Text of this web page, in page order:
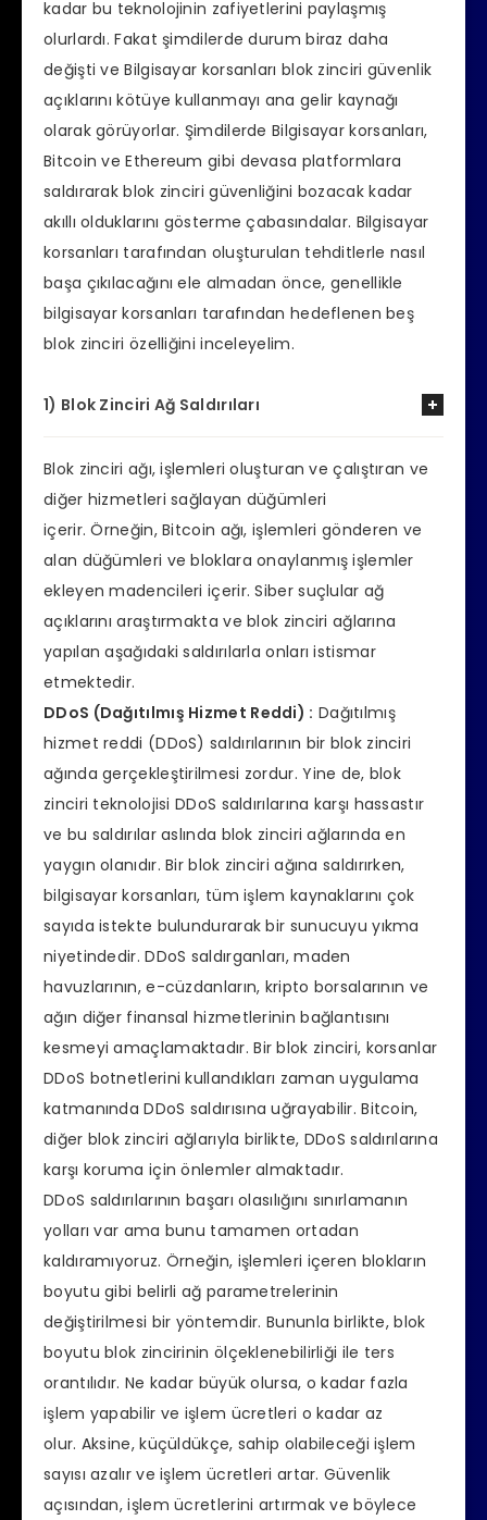
kadar bu teknolojinin zafiyetlerini paylaşmış
olurlardı. Fakat şimdilerde durum biraz daha
değişti ve Bilgisayar korsanları blok zinciri güvenlik
açıklarını kötüye kullanmayı ana gelir kaynağı
olarak görüyorlar. Şimdilerde Bilgisayar korsanları,
Bitcoin ve Ethereum gibi devasa platformlara
saldırarak blok zinciri güvenliğini bozacak kadar
akıllı olduklarını gösterme çabasındalar. Bilgisayar
korsanları tarafından oluşturulan tehditlerle nasıl
başa çıkılacağını ele almadan önce, genellikle
bilgisayar korsanları tarafından hedeflenen beş
blok zinciri özelliğini inceleyelim.
1) Blok Zinciri Ağ Saldırıları
Blok zinciri ağı, işlemleri oluşturan ve çalıştıran ve
diğer hizmetleri sağlayan düğümleri
içerir. Örneğin, Bitcoin ağı, işlemleri gönderen ve
alan düğümleri ve bloklara onaylanmış işlemler
ekleyen madencileri içerir. Siber suçlular ağ
açıklarını araştırmakta ve blok zinciri ağlarına
yapılan aşağıdaki saldırılarla onları istismar
etmektedir.
DDoS (Dağıtılmış Hizmet Reddi) : Dağıtılmış
hizmet reddi (DDoS) saldırılarının bir blok zinciri
ağında gerçekleştirilmesi zordur. Yine de, blok
zinciri teknolojisi DDoS saldırılarına karşı hassastır
ve bu saldırılar aslında blok zinciri ağlarında en
yaygın olanıdır. Bir blok zinciri ağına saldırırken,
bilgisayar korsanları, tüm işlem kaynaklarını çok
sayıda istekte bulundurarak bir sunucuyu yıkma
niyetindedir. DDoS saldırganları, maden
havuzlarının, e-cüzdanların, kripto borsalarının ve
ağın diğer finansal hizmetlerinin bağlantısını
kesmeyi amaçlamaktadır. Bir blok zinciri, korsanlar
DDoS botnetlerini kullandıkları zaman uygulama
katmanında DDoS saldırısına uğrayabilir. Bitcoin,
diğer blok zinciri ağlarıyla birlikte, DDoS saldırılarına
karşı koruma için önlemler almaktadır.
DDoS saldırılarının başarı olasılığını sınırlamanın
yolları var ama bunu tamamen ortadan
kaldıramıyoruz. Örneğin, işlemleri içeren blokların
boyutu gibi belirli ağ parametrelerinin
değiştirilmesi bir yöntemdir. Bununla birlikte, blok
boyutu blok zincirinin ölçeklenebilirliği ile ters
orantılıdır. Ne kadar büyük olursa, o kadar fazla
işlem yapabilir ve işlem ücretleri o kadar az
olur. Aksine, küçüldükçe, sahip olabileceği işlem
sayısı azalır ve işlem ücretleri artar. Güvenlik
açısından, işlem ücretlerini artırmak ve böylece